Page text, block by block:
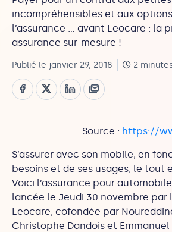
incompréhensibles et aux
l’assurance … avant Leocare : la
assurance sur-mesure !
Publié le janvier 29, 2018 2
Source : https://
S’assurer avec son mobile, en
besoins et de ses usages, le tout
Voici l’assurance pour
lancée le Jeudi 30 novembre par
Leocare, cofondée par
Christophe Dandois et Emmanuel